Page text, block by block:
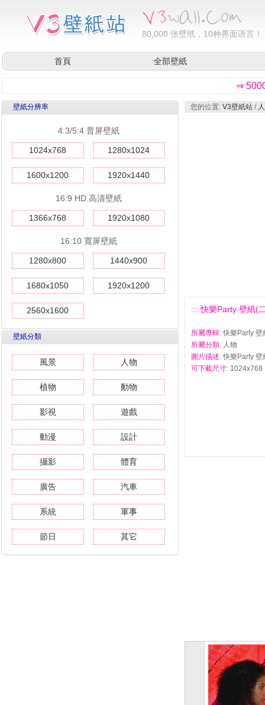
80,000 张壁纸，10种界面语言！
首頁 全部壁紙
⇒
壁紙分辨率
4:3/5:4 普屏壁紙
1024x768 1280x1024
1600x1200 1920x1440
16:9 HD 高清壁紙
1366x768 1920x1080
16:10 寬屏壁紙
1280x800 1440x900
1680x1050 1920x1200
2560x1600
壁紙分類
風景 人物
植物 動物
影視 遊戲
動漫 設計
攝影 體育
廣告 汽車
系統 軍事
節日 其它
您的位置: V3壁紙站 /
::: 快樂Party 壁紙(
所屬專輯: 快樂Party 壁
所屬分類: 人物
圖片描述: 快樂Party
可下載尺寸: